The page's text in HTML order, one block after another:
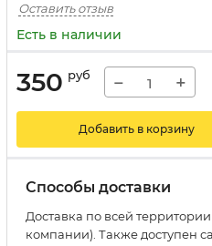
Оставить отзыв
Есть в наличии
350 руб − +
Добавить в корзину
Способы доставки
Доставка по всей
компании). Также доступен